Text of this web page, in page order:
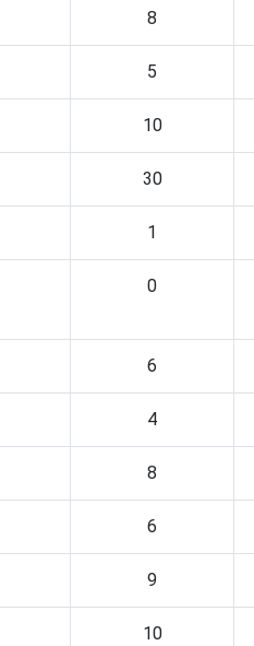
8
5
10
30
1
0
6
4
8
6
9
10